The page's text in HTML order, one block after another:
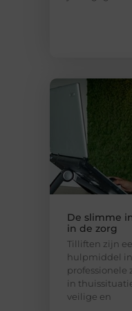
De slimme
in de zorg
Tilliften zijn
hulpmiddel in
professionele
in
veilige en